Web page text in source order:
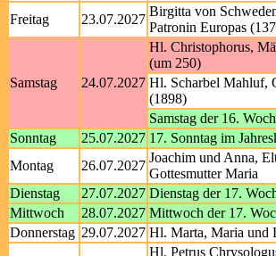
Freitag
23.07.2027
Birgitta von
Patronin Europas
Samstag 24.07.2027
Hl. Christophorus,
(um 250)
Hl. Scharbel Mahluf,
(1898)
Samstag der 16.
Sonntag
25.07.2027 17. Sonntag im
Montag
26.07.2027
Joachim und Anna,
Gottesmutter Maria
Dienstag
27.07.2027 Dienstag der 17.
Mittwoch
28.07.2027 Mittwoch der 17.
Donnerstag 29.07.2027 Hl. Marta, Maria und
Hl. Petrus